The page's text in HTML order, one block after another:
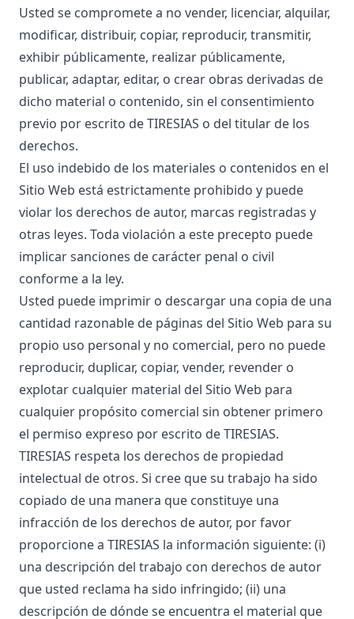
Usted se compromete a no vender, licenciar, alquilar,
modificar, distribuir, copiar, reproducir, transmitir,
exhibir públicamente, realizar públicamente,
publicar, adaptar, editar, o crear obras derivadas de
dicho material o contenido, sin el consentimiento
previo por escrito de TIRESIAS o del titular de los
derechos.
El uso indebido de los materiales o contenidos en el
Sitio Web está estrictamente prohibido y puede
violar los derechos de autor, marcas registradas y
otras leyes. Toda violación a este precepto puede
implicar sanciones de carácter penal o civil
conforme a la ley.
Usted puede imprimir o descargar una copia de una
cantidad razonable de páginas del Sitio Web para su
propio uso personal y no comercial, pero no puede
reproducir, duplicar, copiar, vender, revender o
explotar cualquier material del Sitio Web para
cualquier propósito comercial sin obtener primero
el permiso expreso por escrito de TIRESIAS.
TIRESIAS respeta los derechos de propiedad
intelectual de otros. Si cree que su trabajo ha sido
copiado de una manera que constituye una
infracción de los derechos de autor, por favor
proporcione a TIRESIAS la información siguiente: (i)
una descripción del trabajo con derechos de autor
que usted reclama ha sido infringido; (ii) una
descripción de dónde se encuentra el material que